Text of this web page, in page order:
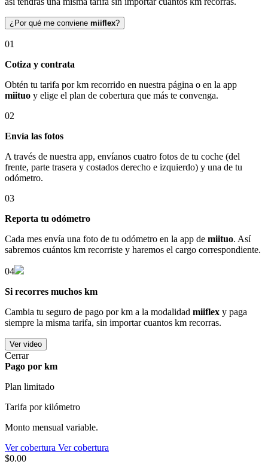
¿Por qué me conviene miiflex?
01
Cotiza y contrata
Obtén tu tarifa por km recorrido en nuestra página o en la app
miituo y elige el plan de cobertura que más te convenga.
02
Envía las fotos
A través de nuestra app, envíanos cuatro fotos de tu coche (del
frente, parte trasera y costados derecho e izquierdo) y una de tu
odómetro.
03
Reporta tu odómetro
Cada mes envía una foto de tu odómetro en la app de miituo. Así
sabremos cuántos km recorriste y haremos el cargo correspondiente.
04
Si recorres muchos km
Cambia tu seguro de pago por km a la modalidad miiflex y paga
siempre la misma tarifa, sin importar cuantos km recorras.
Ver video
Cerrar
Pago por km
Plan limitado
Tarifa por kilómetro
Monto mensual variable.
Ver cobertura Ver cobertura
$0.00